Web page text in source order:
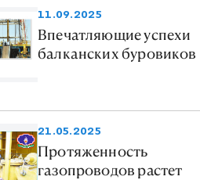
11.09.2025
Впечатляющие успехи
балканских буровиков
21.05.2025
Протяженность
газопроводов растет